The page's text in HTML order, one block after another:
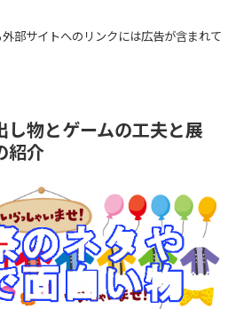
部サイトへのリンクには広告が含まれて
し物とゲームの工夫と展
紹介